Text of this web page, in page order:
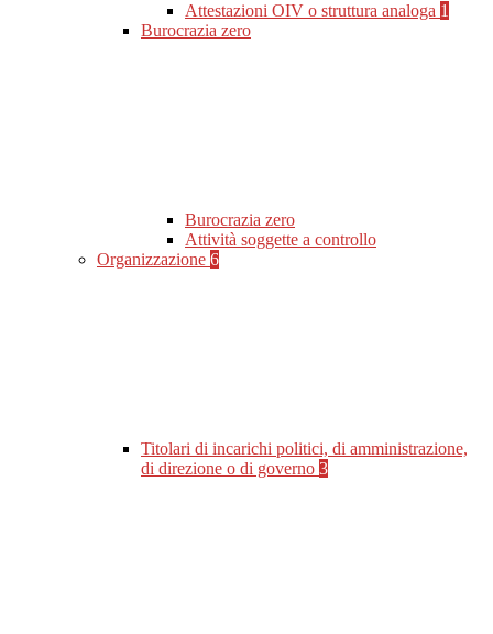
Attestazioni OIV o struttura analoga 1
Burocrazia zero
Burocrazia zero
Attività soggette a controllo
Organizzazione 6
Titolari di incarichi politici, di amministrazione,
di direzione o di governo 3